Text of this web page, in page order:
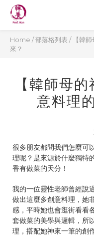
Home /部落格列表 /
【韓
來？
【韓師母
意料理
很多朋友都問我們怎麼可
理呢？是來源於什麼獨特
香有做菜的天分！
我的一位靈性老師曾經說
做出這麼多創意料理，她
感，平時她也會逛街看看
套做菜的美學與邏輯，所
理，搭配她神來一筆的創